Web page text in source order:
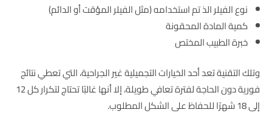
نوع الفيلر الذ تم استخدامه (مثل الفيلر المؤقت أو الدائم)
كمية المادة المحقونة
خبرة الطبيب المختص
وتلك التقنية تعد أحد الخيارات التجميلية غير الجراحية، التي تعطي نتائج
فورية دون الحاجة لفترة تعافي طويلة، إلا أنها غالبًا تحتاج لتكرار كل 12
إلى 18 شهرًا للحفاظ على الشكل المطلوب.